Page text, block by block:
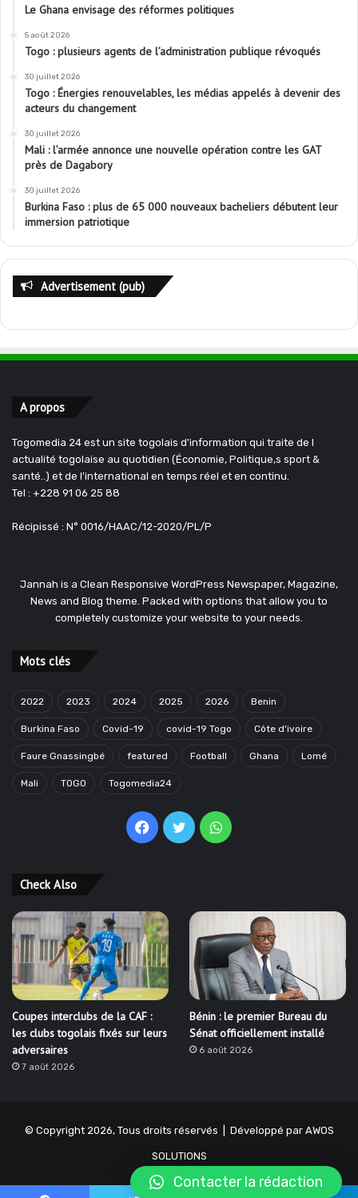
Le Ghana envisage des réformes politiques
5 août 2026
Togo : plusieurs agents de l’administration publique révoqués
30 juillet 2026
Togo : Énergies renouvelables, les médias appelés à devenir des
acteurs du changement
30 juillet 2026
Mali : l’armée annonce une nouvelle opération contre les GAT
près de Dagabory
30 juillet 2026
Burkina Faso : plus de 65 000 nouveaux bacheliers débutent leur
immersion patriotique
Advertisement (pub)
A propos
Togomedia 24 est un site togolais d'information qui traite de l
actualité togolaise au quotidien (Économie, Politique,s sport &
santé..) et de l'international en temps réel et en continu.
Tel : +228 91 06 25 88
Récipissé : N° 0016/HAAC/12-2020/PL/P
Jannah is a Clean Responsive WordPress Newspaper, Magazine,
News and Blog theme. Packed with options that allow you to
completely customize your website to your needs.
Mots clés
2022 2023 2024 2025 2026 Benin
Burkina Faso Covid-19 covid-19 Togo Côte d'ivoire
Faure Gnassingbé featured Football Ghana Lomé
Mali TOGO Togomedia24
Facebook
TwitterWhatsApp
Check Also
Coupes interclubs de la CAF :
les clubs togolais fixés sur leurs
adversaires
7 août 2026
Bénin : le premier Bureau du
Sénat officiellement installé
6 août 2026
© Copyright 2026, Tous droits réservés | Développé par AWOS
SOLUTIONS
Contacter la rédaction